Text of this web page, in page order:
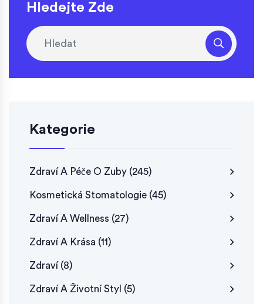
Hledejte Zde
Kategorie
Zdraví A Péče O Zuby (245)
Kosmetická Stomatologie (45)
Zdraví A Wellness (27)
Zdraví A Krása (11)
Zdraví (8)
Zdraví A Životní Styl (5)